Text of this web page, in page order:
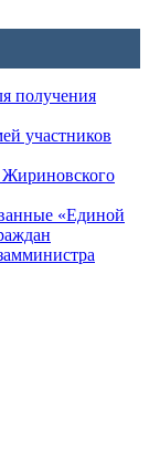
получения
участников
Жириновского
«Единой